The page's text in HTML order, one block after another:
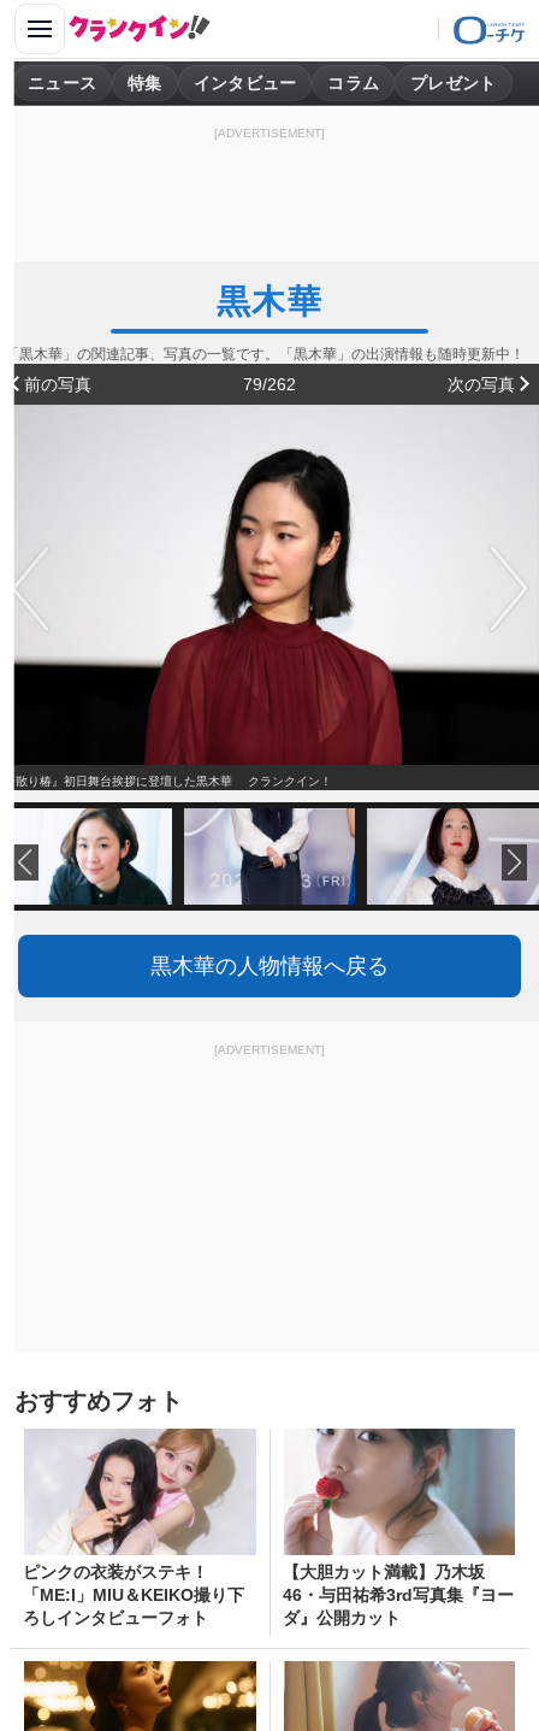
ニュース 特集 インタビュー コラム プレゼント
[ADVERTISEMENT]
黒木華
「黒木華」の関連記事、写真の一覧です。「黒木華」の出演情報も随時更新中！
前の写真 79/262 次の写真
『散り椿』初日舞台挨拶に登壇した黒木華 クランクイン！
黒木華の人物情報へ戻る
[ADVERTISEMENT]
おすすめフォト
ピンクの衣装がステキ！
「ME:I」MIU＆KEIKO撮り下
ろしインタビューフォト
【大胆カット満載】乃木坂
46・与田祐希3rd写真集『ヨー
ダ』公開カット